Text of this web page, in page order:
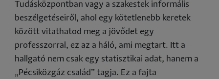
Tudásközpontban vagy a szakestek informális
beszélgetéseiről, ahol egy kötetlenebb keretek
között vitathatod meg a jövődet egy
professzorral, ez az a háló, ami megtart. Itt a
hallgató nem csak egy statisztikai adat, hanem a
„Pécsiközgáz család” tagja. Ez a fajta